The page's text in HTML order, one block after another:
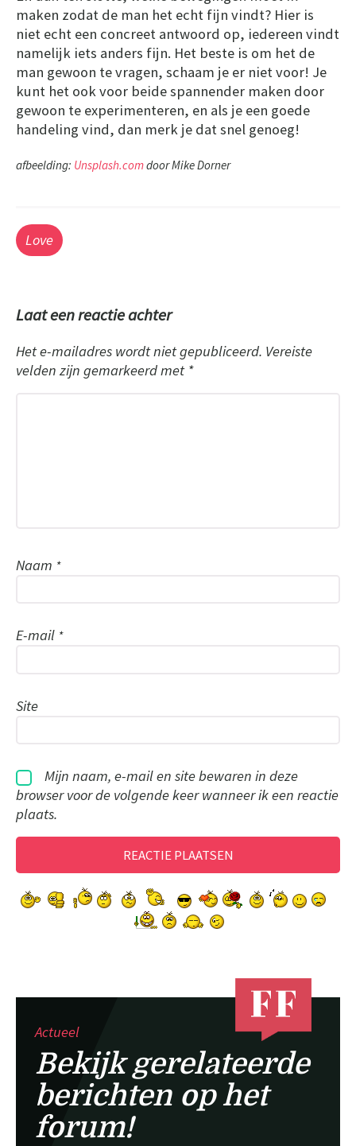
maken zodat de man het echt fijn vindt? Hier is
niet echt een concreet antwoord op, iedereen vindt
namelijk iets anders fijn. Het beste is om het de
man gewoon te vragen, schaam je er niet voor! Je
kunt het ook voor beide spannender maken door
gewoon te experimenteren, en als je een goede
handeling vind, dan merk je dat snel genoeg!
afbeelding: Unsplash.comdoor Mike Dorner
Love
Laat een reactie achter
Het e-mailadres wordt niet gepubliceerd. Vereiste
velden zijn gemarkeerd met *
Naam *
E-mail *
Site
Mijn naam, e-mail en site bewaren in deze
browser voor de volgende keer wanneer ik een reactie
plaats.
Actueel
Bekijk gerelateerde
berichten op het
forum!